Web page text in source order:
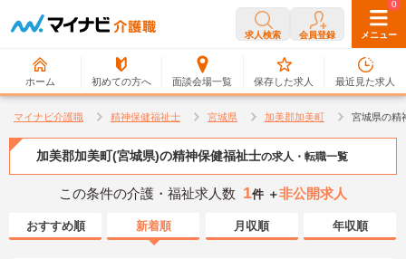
求人検索 会員登録 メニュー
ホーム 初めての方へ 面談会場一覧
0
保存した求人
0
最近見た求人
マイナビ介護職 精神保健福祉士 宮城県 加美郡加美町 宮城県の精
加美郡加美町(宮城県)の精神保健福祉士の求人・転職一覧
この条件の介護・福祉求人数 1件 ＋非公開求人
おすすめ順 新着順 月収順 年収順